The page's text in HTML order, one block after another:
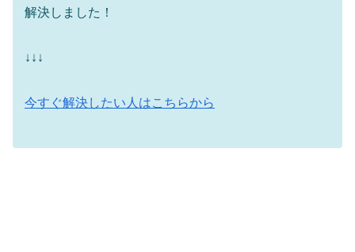
解決しました！
↓↓↓
今すぐ解決したい人はこちらから